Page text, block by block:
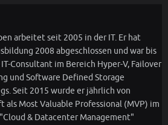
arbeitet seit 2005 in der IT. Er hat
2008 abgeschlossen und war bis
IT-Consultant im Bereich Hyper-V, Failover
und Software Defined Storage
Seit 2015 wurde er jährlich von
als Most Valuable Professional (MVP) im
& Datacenter Management"